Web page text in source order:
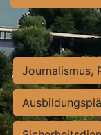
Journalismus,